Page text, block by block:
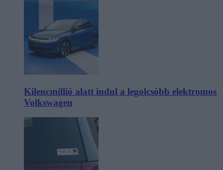
Kilencmillió alatt indul a legolcsóbb elektromos
Volkswagen